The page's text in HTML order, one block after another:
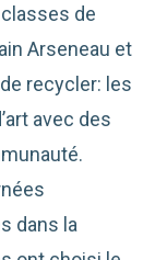
de
Arseneau et
recycler: les
avec des
dans la